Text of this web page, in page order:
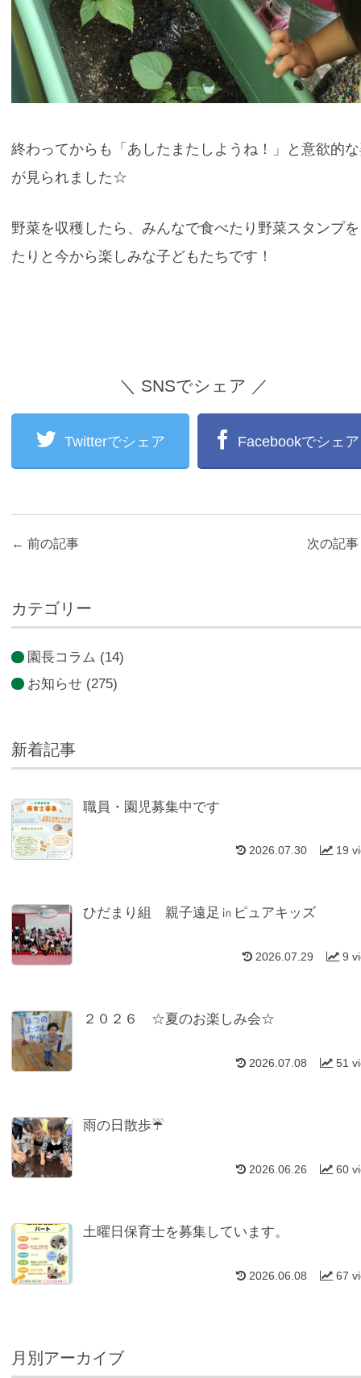
終わってからも「あしたまたしようね！」と意欲的
が見られました☆
野菜を収穫したら、みんなで食べたり野菜スタンプ
たりと今から楽しみな子どもたちです！
＼ SNSでシェア ／
Twitterでシェア Facebookでシェア
← 前の記事 次の記事
カテゴリー
園長コラム (14)
お知らせ (275)
新着記事
職員・園児募集中です
19
2026.07.30
ひだまり組 親子遠足㏌ピュアキッズ
9
2026.07.29
２０２６ ☆夏のお楽しみ会☆
51
2026.07.08
雨の日散歩☔
60
2026.06.26
土曜日保育士を募集しています。
67
2026.06.08
月別アーカイブ